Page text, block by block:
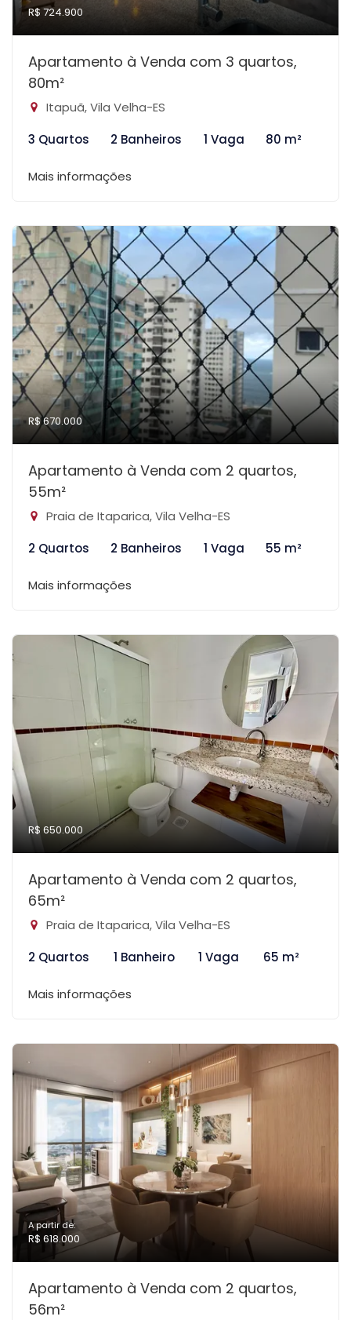
R$ 724.900
Apartamento à Venda com 3 quartos,
80m²
Itapuã, Vila Velha-ES
3 Quartos
2 Banheiros 1 Vaga 80 m²
Mais informações
R$ 670.000
Apartamento à Venda com 2 quartos,
55m²
Praia de Itaparica, Vila Velha-ES
2 Quartos
2 Banheiros 1 Vaga 55 m²
Mais informações
R$ 650.000
Apartamento à Venda com 2 quartos,
65m²
Praia de Itaparica, Vila Velha-ES
2 Quartos
1 Banheiro 1 Vaga 65 m²
Mais informações
A partir de:
R$ 618.000
Apartamento à Venda com 2 quartos,
56m²